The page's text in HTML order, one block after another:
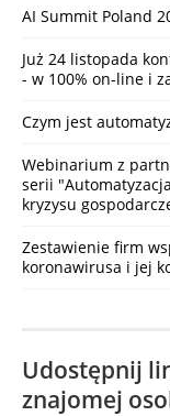
AI Summit Poland
Już 24 listopada
- w 100% on-line i
Czym jest
Webinarium z
serii
kryzysu
Zestawienie firm
koronawirusa i jej
Udostępnij
znajomej